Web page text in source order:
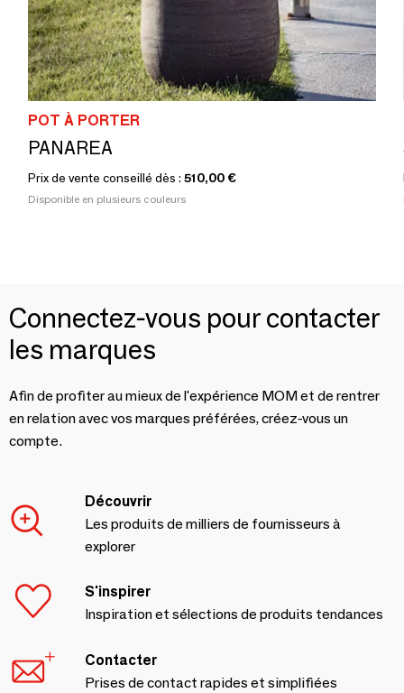
POT À PORTER
PANAREA
Prix de vente conseillé dès : 510,00 €
Disponible en plusieurs couleurs
Connectez-vous pour contacter
les marques
Afin de profiter au mieux de l'expérience MOM et de rentrer
en relation avec vos marques préférées, créez-vous un
compte.
Découvrir
Les produits de milliers de fournisseurs à
explorer
S'inspirer
Inspiration et sélections de produits tendances
Contacter
Prises de contact rapides et simplifiées